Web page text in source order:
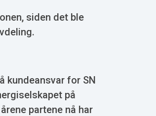
siden det ble
kundeansvar for SN
på
partene nå har